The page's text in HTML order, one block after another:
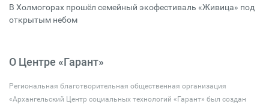
В Холмогорах прошёл семейный экофестиваль «Живица» под
открытым небом
О Центре «Гарант»
Региональная благотворительная общественная организация
«Архангельский Центр социальных технологий «Гарант» был создан